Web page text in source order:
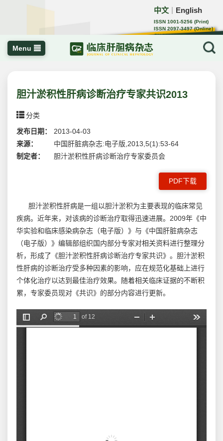
中文 English
ISSN 1001-5256 (Print)
ISSN 2097-3497 (Online)
CN 22-1108/R
Menu
胆汁淤积性肝病诊断治疗专家共识2013
分类
发布日期：
2013-04-03
来源：
中国肝脏病杂志:电子版,2013,5(1):53-64
制定者：
胆汁淤积性肝病诊断治疗专家委员会
PDF下载
胆汁淤积性肝病是一组以胆汁淤积为主要表现的临床常见
疾病。近年来，对该病的诊断治疗取得迅速进展。2009年《中
华实验和临床感染病杂志（电子版）》与《中国肝脏病杂志
（电子版）》编辑部组织国内部分专家对相关资料进行整理分
析，形成了《胆汁淤积性肝病诊断治疗专家共识》。胆汁淤积
性肝病的诊断治疗受多种因素的影响，应在规范化基础上进行
个体化治疗以达到最佳治疗效果。随着相关临床证据的不断积
累，专家委员现对《共识》的部分内容进行更新。